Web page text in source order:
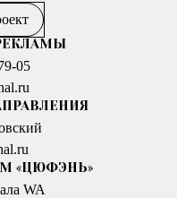
05
«ЦЮФЭНЬ»
WA